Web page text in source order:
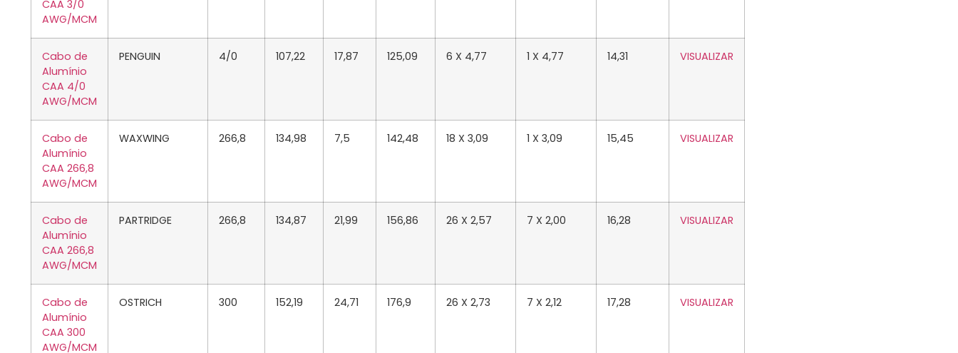
CAA 3/0
AWG/MCM
Cabo de
Alumínio
CAA 4/0
AWG/MCM
PENGUIN 4/0 107,22 17,87 125,09 6 X 4,77 1 X 4,77 14,31 VISUALIZAR
Cabo de
Alumínio
CAA 266,8
AWG/MCM
WAXWING 266,8 134,98 7,5 142,48 18 X 3,09 1 X 3,09 15,45 VISUALIZAR
Cabo de
Alumínio
CAA 266,8
AWG/MCM
PARTRIDGE 266,8 134,87 21,99 156,86 26 X 2,57 7 X 2,00 16,28 VISUALIZAR
Cabo de
Alumínio
CAA 300
AWG/MCM
OSTRICH 300 152,19 24,71 176,9 26 X 2,73 7 X 2,12 17,28 VISUALIZAR